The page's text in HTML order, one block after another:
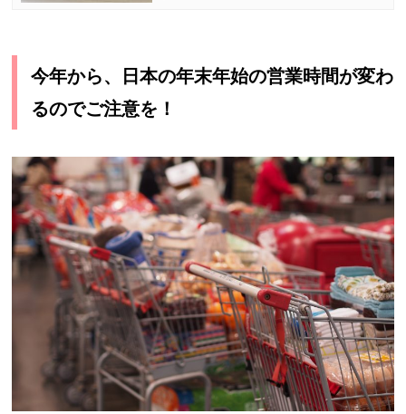
今年から、日本の年末年始の営業時間が変わ
るのでご注意を！